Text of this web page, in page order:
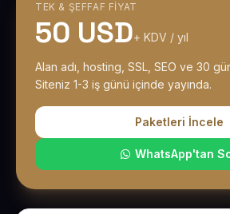
TEK & ŞEFFAF FIYAT
50 USD+ KDV / yıl
Alan adı, hosting, SSL, SEO ve 30
Siteniz 1-3 iş günü içinde yayında.
Paketleri İncele
WhatsApp'tan